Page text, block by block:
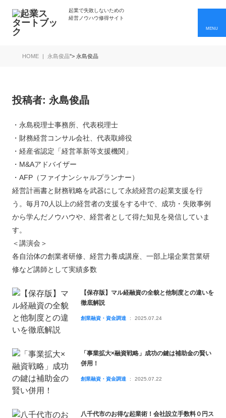
起業で失敗しないための
経営ノウハウ修得サイト
HOME 永島俊晶"> 永島俊晶
投稿者: 永島俊晶
・永島税理士事務所、代表税理士
・財務経営コンサル会社、代表取締役
・経産省認定「経営革新等支援機関」
・M&Aアドバイザー
・AFP（ファイナンシャルプランナー）
経営計画書と財務戦略を武器にして永続経営の起業支援を行
う。毎月70人以上の経営者の支援をする中で、成功・失敗事例
から学んだノウハウや、経営者として得た知見を発信していま
す。
＜講演会＞
各自治体の創業者研修、経営力養成講座、一部上場企業営業研
修など講師として実績多数
【保存版】マル経融資の全貌と他制度との違いを
徹底解説
創業融資・資金調達 2025.07.24
「事業拡大×融資戦略」成功の鍵は補助金の賢い
併用！
創業融資・資金調達 2025.07.22
八千代市のお得な起業術！会社設立手数料０円ス